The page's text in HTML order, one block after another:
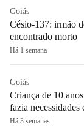
Goiás
Césio-137: irmão
encontrado morto
Há 1 semana
Goiás
Criança de 10
fazia necessidades
Há 3 semanas